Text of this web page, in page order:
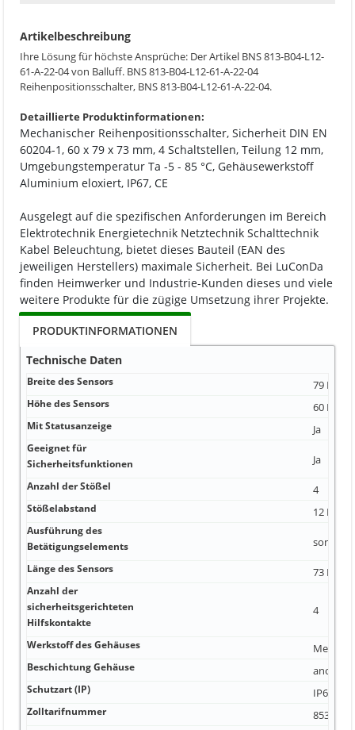
Artikelbeschreibung
Ihre Lösung für höchste Ansprüche: Der Artikel BNS 813-B04-L12-
61-A-22-04 von Balluff. BNS 813-B04-L12-61-A-22-04
Reihenpositionsschalter, BNS 813-B04-L12-61-A-22-04.
Detaillierte Produktinformationen:
Mechanischer Reihenpositionsschalter, Sicherheit DIN EN
60204-1, 60 x 79 x 73 mm, 4 Schaltstellen, Teilung 12 mm,
Umgebungstemperatur Ta -5 - 85 °C, Gehäusewerkstoff
Aluminium eloxiert, IP67, CE
Ausgelegt auf die spezifischen Anforderungen im Bereich
Elektrotechnik Energietechnik Netztechnik Schalttechnik
Kabel Beleuchtung, bietet dieses Bauteil (EAN des
jeweiligen Herstellers) maximale Sicherheit. Bei LuConDa
finden Heimwerker und Industrie-Kunden dieses und viele
weitere Produkte für die zügige Umsetzung ihrer Projekte.
PRODUKTINFORMATIONEN
Technische Daten
Breite des Sensors 79
Höhe des Sensors 60
Mit Statusanzeige Ja
Geeignet für
Sicherheitsfunktionen
Ja
Anzahl der Stößel 4
Stößelabstand 12
Ausführung des
Betätigungselements
sonstige
Länge des Sensors 73
Anzahl der
sicherheitsgerichteten
Hilfskontakte
4
Werkstoff des Gehäuses Metall
Beschichtung Gehäuse
Schutzart (IP) IP67
Zolltarifnummer